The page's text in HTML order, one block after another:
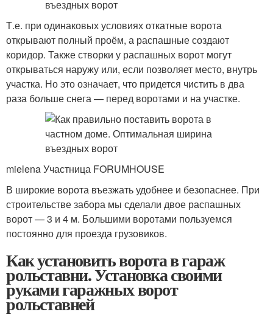
Т.е. при одинаковых условиях откатные ворота
открывают полный проём, а распашные создают
коридор. Также створки у распашных ворот могут
открываться наружу или, если позволяет место, внутрь
участка. Но это означает, что придется чистить в два
раза больше снега — перед воротами и на участке.
mielena Участница FORUMHOUSE
В широкие ворота въезжать удобнее и безопаснее. При
строительстве забора мы сделали двое распашных
ворот — 3 и 4 м. Большими воротами пользуемся
постоянно для проезда грузовиков.
Как установить ворота в гараж
рольставни. Установка своими
руками гаражных ворот
рольставней